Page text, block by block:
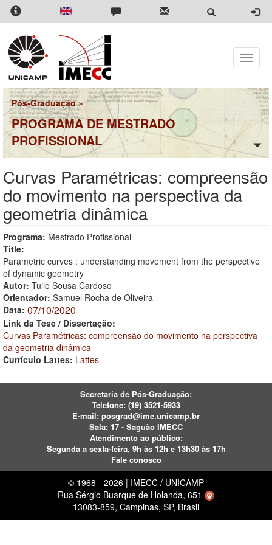
Pular
para
conteúdo
principal
Toggle
Pós-Graduação»
PROGRAMA DE MESTRADO
PROFISSIONAL
Curvas Paramétricas: compreensão
do movimento na perspectiva da
geometria dinâmica
Programa: Mestrado Profissional
Title:
Parametric curves : understanding movement from the perspective
of dynamic geometry
Autor: Tulio Sousa Cardoso
Orientador: Samuel Rocha de Oliveira
Data: 07/10/2020
Link da Tese / Dissertação:
Curvas Paramétricas: compreensão do movimento na perspectiva
da geometria dinâmica
Currículo Lattes: Lattes
Secretaria de Pós-Graduação:
Telefone: (19) 3521-5933
E-mail: posgrad@ime.unicamp.br
Sala: 17 - Saguão IMECC
Atendimento ao público:
Segunda a sexta-feira, 9h às 12h e 13h30 às 17h
Fale conosco
© 1968 - 2026 | IMECC / UNICAMP
Rua Sérgio Buarque de Holanda, 651
13083-859, Campinas, SP, Brasil